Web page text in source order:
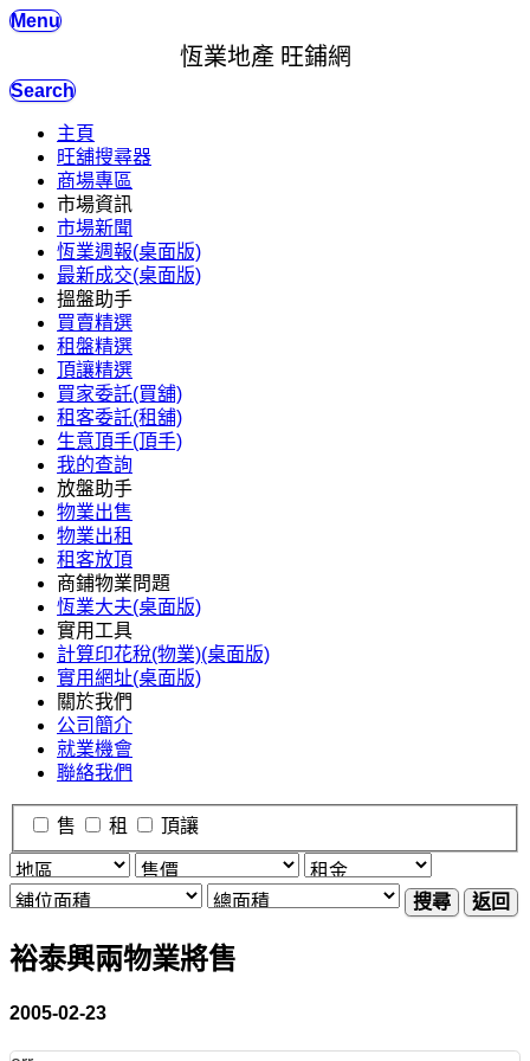
Menu
恆業地產 旺鋪網
Search
主頁
旺舖搜尋器
商場專區
市場資訊
市場新聞
恆業週報(桌面版)
最新成交(桌面版)
搵盤助手
買賣精選
租盤精選
頂讓精選
買家委託(買舖)
租客委託(租舖)
生意頂手(頂手)
我的查詢
放盤助手
物業出售
物業出租
租客放頂
商鋪物業問題
恆業大夫(桌面版)
實用工具
計算印花稅(物業)(桌面版)
實用網址(桌面版)
關於我們
公司簡介
就業機會
聯絡我們
售 租 頂讓
搜尋 返回
裕泰興兩物業將售
2005-02-23